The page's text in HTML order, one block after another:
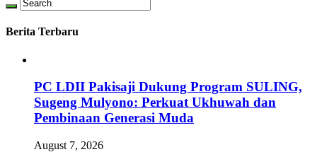
Berita Terbaru
PC LDII Pakisaji Dukung Program SULING,
Sugeng Mulyono: Perkuat Ukhuwah dan
Pembinaan Generasi Muda
August 7, 2026